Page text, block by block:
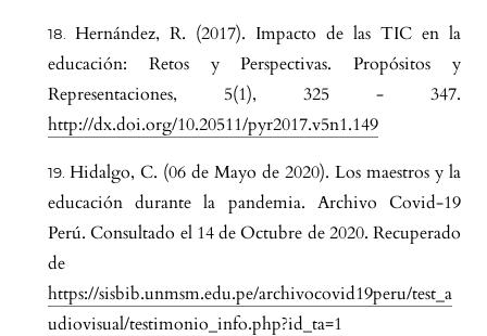
Hernández, R. (2017). Impacto de las TIC en la
educación: Retos y Perspectivas. Propósitos y
Representaciones, 5(1), 325 - 347.
http://dx.doi.org/10.20511/pyr2017.v5n1.149
Hidalgo, C. (06 de Mayo de 2020). Los maestros y la
educación durante la pandemia. Archivo Covid-19
Perú. Consultado el 14 de Octubre de 2020. Recuperado
de
https://sisbib.unmsm.edu.pe/archivocovid19peru/test_a
udiovisual/testimonio_info.php?id_ta=1